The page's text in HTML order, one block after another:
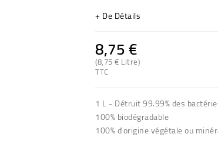
+ De Détails
8,75 €
(8,75 € Litre)
TTC
1 L - Détruit 99.99% des
100% biodégradable
100% d'origine végétale ou